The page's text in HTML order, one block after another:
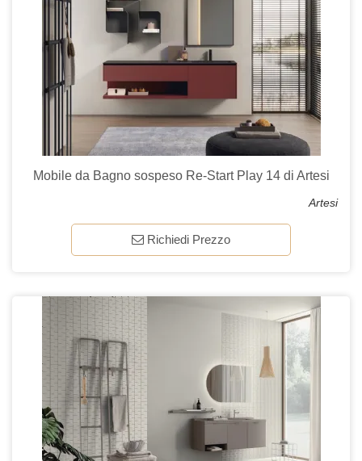
Mobile da Bagno sospeso Re-Start Play 14 di Artesi
Artesi
Richiedi Prezzo